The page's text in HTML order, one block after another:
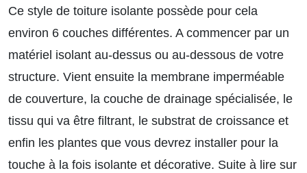
Ce style de toiture isolante possède pour cela
environ 6 couches différentes. A commencer par un
matériel isolant au-dessus ou au-dessous de votre
structure. Vient ensuite la membrane imperméable
de couverture, la couche de drainage spécialisée, le
tissu qui va être filtrant, le substrat de croissance et
enfin les plantes que vous devrez installer pour la
touche à la fois isolante et décorative. Suite à lire sur